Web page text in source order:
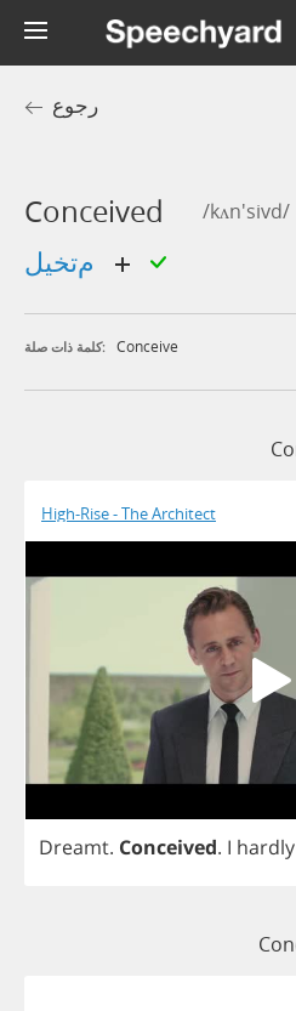
رجوع
Conceived /kʌn'sivd/
كلمة ذات صلة: Conceive
High-Rise - The Architect
Dreamt. Conceived. I hardly